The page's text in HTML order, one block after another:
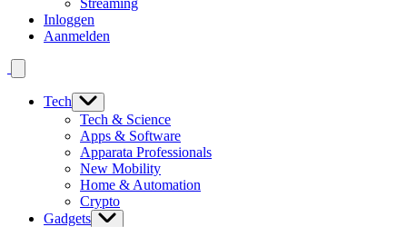
Streaming
Inloggen
Aanmelden
Tech
Tech & Science
Apps & Software
Apparata Professionals
New Mobility
Home & Automation
Crypto
Gadgets